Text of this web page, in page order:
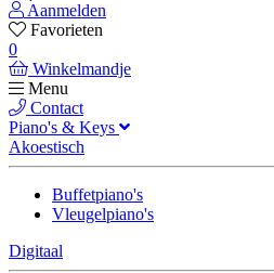
Aanmelden
Favorieten
0
Winkelmandje
Menu
Contact
Piano's & Keys
Akoestisch
Buffetpiano's
Vleugelpiano's
Digitaal